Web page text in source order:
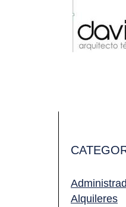
Alquileres